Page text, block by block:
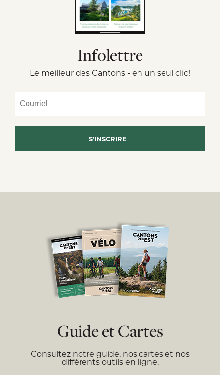
Infolettre
Le meilleur des Cantons - en un seul clic!
Guide et Cartes
Consultez notre guide, nos cartes et nos
différents outils en ligne.